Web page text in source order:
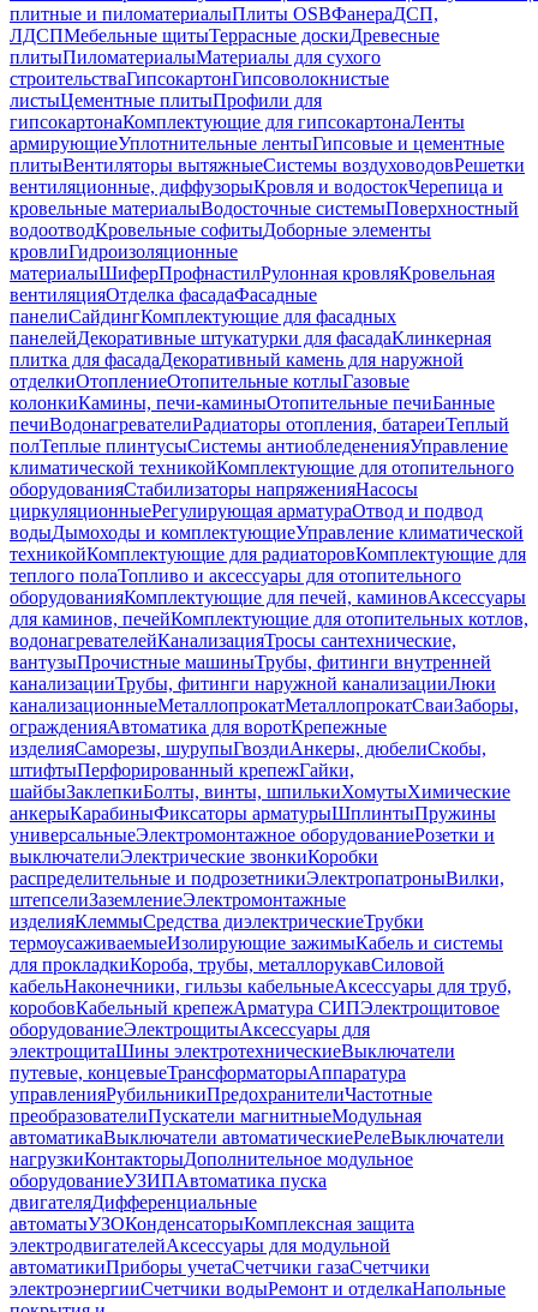
плитные и пиломатериалыПлиты OSBФанераДСП,
ЛДСПМебельные щитыТеррасные доскиДревесные
плитыПиломатериалыМатериалы для сухого
строительстваГипсокартонГипсоволокнистые
листыЦементные плитыПрофили для
гипсокартонаКомплектующие для гипсокартонаЛенты
армирующиеУплотнительные лентыГипсовые и цементные
плитыВентиляторы вытяжныеСистемы воздуховодовРешетки
вентиляционные, диффузорыКровля и водостокЧерепица и
кровельные материалыВодосточные системыПоверхностный
водоотводКровельные софитыДоборные элементы
кровлиГидроизоляционные
материалыШиферПрофнастилРулонная кровляКровельная
вентиляцияОтделка фасадаФасадные
панелиСайдингКомплектующие для фасадных
панелейДекоративные штукатурки для фасадаКлинкерная
плитка для фасадаДекоративный камень для наружной
отделкиОтоплениеОтопительные котлыГазовые
колонкиКамины, печи-каминыОтопительные печиБанные
печиВодонагревателиРадиаторы отопления, батареиТеплый
полТеплые плинтусыСистемы антиобледененияУправление
климатической техникойКомплектующие для отопительного
оборудованияСтабилизаторы напряженияНасосы
циркуляционныеРегулирующая арматураОтвод и подвод
водыДымоходы и комплектующиеУправление климатической
техникойКомплектующие для радиаторовКомплектующие для
теплого полаТопливо и аксессуары для отопительного
оборудованияКомплектующие для печей, каминовАксессуары
для каминов, печейКомплектующие для отопительных котлов,
водонагревателейКанализацияТросы сантехнические,
вантузыПрочистные машиныТрубы, фитинги внутренней
канализацииТрубы, фитинги наружной канализацииЛюки
канализационныеМеталлопрокатМеталлопрокатСваиЗаборы,
огражденияАвтоматика для воротКрепежные
изделияСаморезы, шурупыГвоздиАнкеры, дюбелиСкобы,
штифтыПерфорированный крепежГайки,
шайбыЗаклепкиБолты, винты, шпилькиХомутыХимические
анкерыКарабиныФиксаторы арматурыШплинтыПружины
универсальныеЭлектромонтажное оборудованиеРозетки и
выключателиЭлектрические звонкиКоробки
распределительные и подрозетникиЭлектропатроныВилки,
штепселиЗаземлениеЭлектромонтажные
изделияКлеммыСредства диэлектрическиеТрубки
термоусаживаемыеИзолирующие зажимыКабель и системы
для прокладкиКороба, трубы, металлорукавСиловой
кабельНаконечники, гильзы кабельныеАксессуары для труб,
коробовКабельный крепежАрматура СИПЭлектрощитовое
оборудованиеЭлектрощитыАксессуары для
электрощитаШины электротехническиеВыключатели
путевые, концевыеТрансформаторыАппаратура
управленияРубильникиПредохранителиЧастотные
преобразователиПускатели магнитныеМодульная
автоматикаВыключатели автоматическиеРелеВыключатели
нагрузкиКонтакторыДополнительное модульное
оборудованиеУЗИПАвтоматика пуска
двигателяДифференциальные
автоматыУЗОКонденсаторыКомплексная защита
электродвигателейАксессуары для модульной
автоматикиПриборы учетаСчетчики газаСчетчики
электроэнергииСчетчики водыРемонт и отделкаНапольные